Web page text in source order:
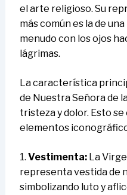
el arte religioso. Su
más común es la de
menudo con los ojos
lágrimas.
La característica
de Nuestra Señora de
tristeza y dolor. Esto
elementos
1. Vestimenta:La
representa vestida de
simbolizando luto y